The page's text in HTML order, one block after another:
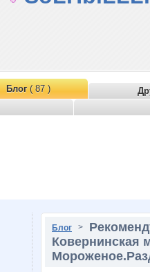
Блог( 87 )
Блог >
Ковернинская